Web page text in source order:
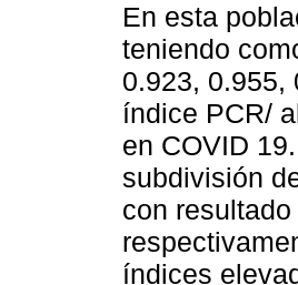
En esta
teniendo
0.923, 0.955,
índice PCR/
en COVID
subdivisión
con
índices